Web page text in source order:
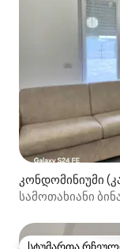
კონდომინიუმი
სამოთახიანი